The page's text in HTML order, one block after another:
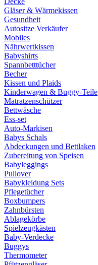
Gläser & Wärmekissen
Gesundheit
Autositze Verkäufer
Mobiles
Nährwertkissen
Babyshirts
Spannbetttücher
Becher
Kissen und Plaids
Kinderwagen & Buggy-Teile
Matratzenschützer
Bettwäsche
Ess-set
Auto-Markisen
Babys Schals
Abdeckungen und Bettlaken
Zubereitung von Speisen
Babyleggings
Pullover
Babykleidung Sets
Pflegetücher
Boxbumpers
Zahnbürsten
Ablagekörbe
Spielzeugkästen
Baby-Verdecke
Buggys
Thermometer